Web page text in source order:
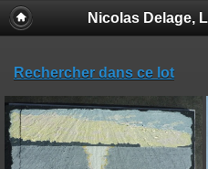
Nicolas Delage,
Rechercher dans ce lot